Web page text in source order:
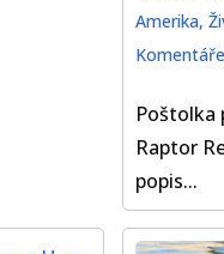
Amerika,
Poštolka
Raptor
popis...